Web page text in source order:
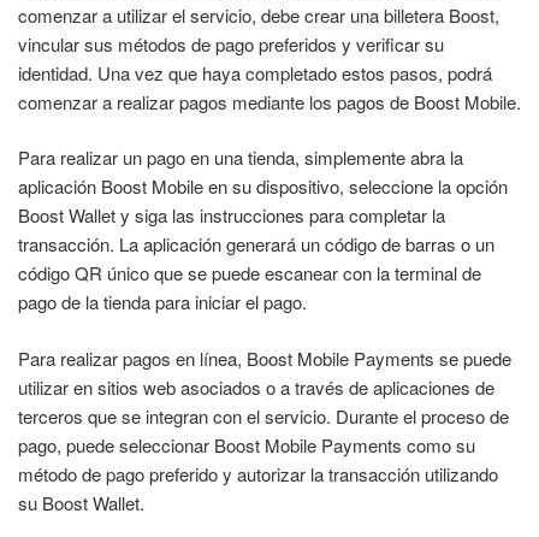
comenzar a utilizar el servicio, debe crear una billetera Boost,
vincular sus métodos de pago preferidos y verificar su
identidad. Una vez que haya completado estos pasos, podrá
comenzar a realizar pagos mediante los pagos de Boost Mobile.
Para realizar un pago en una tienda, simplemente abra la
aplicación Boost Mobile en su dispositivo, seleccione la opción
Boost Wallet y siga las instrucciones para completar la
transacción. La aplicación generará un código de barras o un
código QR único que se puede escanear con la terminal de
pago de la tienda para iniciar el pago.
Para realizar pagos en línea, Boost Mobile Payments se puede
utilizar en sitios web asociados o a través de aplicaciones de
terceros que se integran con el servicio. Durante el proceso de
pago, puede seleccionar Boost Mobile Payments como su
método de pago preferido y autorizar la transacción utilizando
su Boost Wallet.